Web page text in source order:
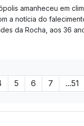
amanheceu em
a notícia do
da Rocha, aos 36
5 6 7 ...51